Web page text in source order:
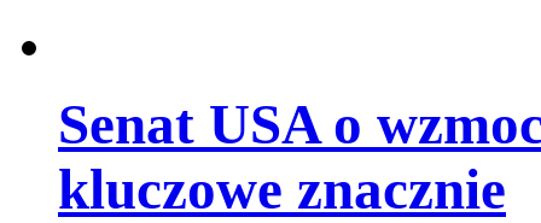
Senat USA o
kluczowe znacznie